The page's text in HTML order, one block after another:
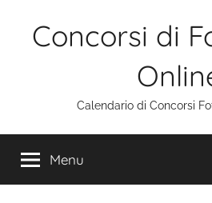
Concorsi di
Calendario di Concorsi
Menu